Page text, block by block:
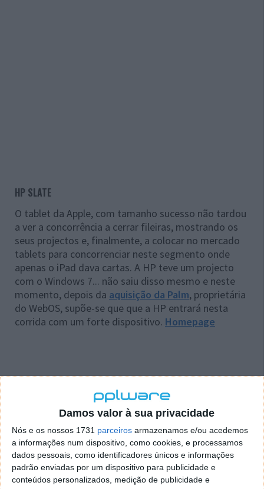
Damos valor à sua privacidade
Nós e os nossos 1731 parceiros armazenamos e/ou acedemos
a informações num dispositivo, como cookies, e processamos
dados pessoais, como identificadores únicos e informações
padrão enviadas por um dispositivo para publicidade e
conteúdos personalizados, medição de publicidade e
HP SLATE
O tablet da Apple, com tamanho sucesso não tardou
a ver a concorrência a cerrar fileiras, mostrando os
seus projectos e, finalmente, a colocar no mercado
tablets para concorrenciar neste segmento onde
apenas o iPad dava cartas. A HP teve um projecto
com o Windows 7... não saiu disso mesmo e neste
momento, depois da aquisição da Palm, proprietária
do WebOS, supõe-se que que a HP entrará nesta
corrida com um forte dispositivo. Homepage